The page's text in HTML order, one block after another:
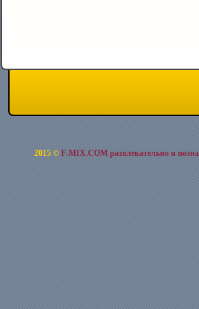
2015 ©F-MIX.COM развлекательно и